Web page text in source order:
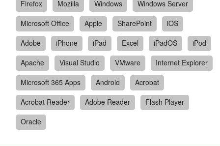
Firefox
Mozilla Windows
Windows Server
Microsoft Office
Apple SharePoint
iOS
Adobe
iPhone iPad Excel iPadOS
iPod
Apache
Visual Studio VMware
Internet Explorer
Microsoft 365 Apps
Android
Acrobat
Acrobat Reader
Adobe Reader
Flash Player
Oracle